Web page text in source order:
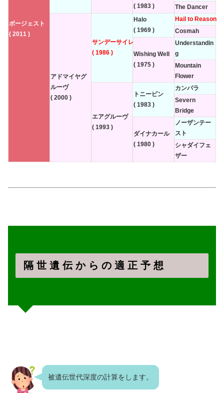
ボージェスト
( 2011 )
( 1983 )
The Dancer
アドマイヤグ
ルーヴ
( 2000 )
サンデーサイレンス
( 1986 )
Halo
( 1969 )
Hail to Reason
Cosmah
Wishing Well
( 1975 )
Understandin
g
Mountain
Flower
エアグルーヴ
( 1993 )
トニービン
( 1983 )
カンパラ
Severn
Bridge
ダイナカール
( 1980 )
ノーザンテー
スト
シャダイフェ
ザー
隔 世 遺 伝 か ら の 適 正 予 想
被遺伝世代深度の計算をします。